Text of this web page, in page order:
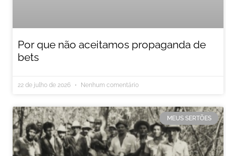
Por que não aceitamos propaganda de
bets
22 de julho de 2026 Nenhum comentário
MEUS SERTÕES